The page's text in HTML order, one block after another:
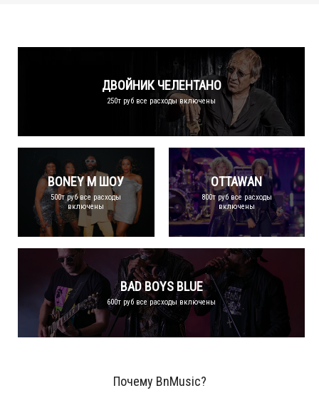
ДВОЙНИК ЧЕЛЕНТАНО
250т руб все расходы включены
BONEY M ШОУ
500т руб все расходы
включены
OTTAWAN
800т руб все расходы
включены
BAD BOYS BLUE
600т руб все расходы включены
Почему BnMusic?